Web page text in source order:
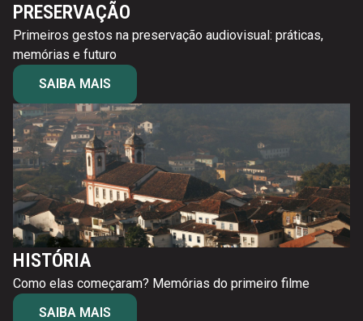
PRESERVAÇÃO
Primeiros gestos na preservação audiovisual: práticas,
memórias e futuro
SAIBA MAIS
HISTÓRIA
Como elas começaram? Memórias do primeiro filme
SAIBA MAIS